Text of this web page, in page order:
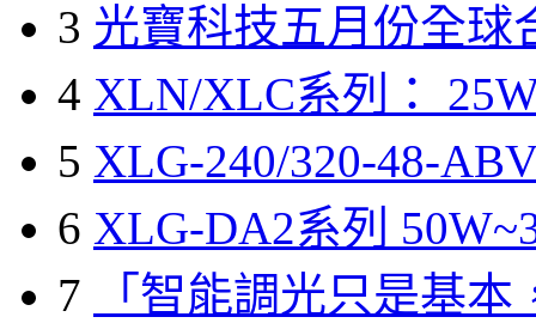
3 光寶科技五月份全球
4 XLN/XLC系列：
5 XLG-240/320-48-
6 XLG-DA2系列
7
「智能調光只是基本